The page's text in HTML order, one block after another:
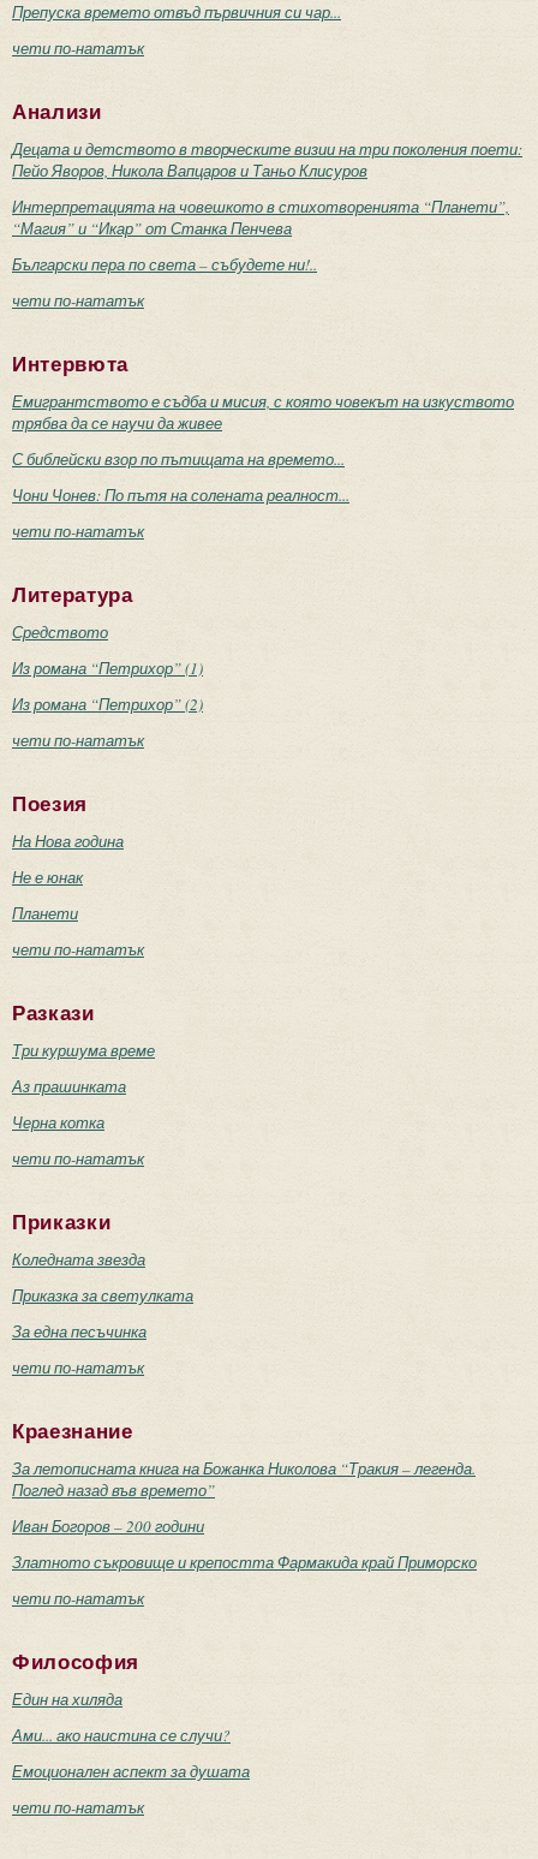
Препуска времето отвъд първичния си чар...
чети по-нататък
Анализи
Децата и детството в творческите визии на три поколения поети:
Пейо Яворов, Никола Вапцаров и Таньо Клисуров
Интерпретацията на човешкото в стихотворенията “Планети”,
“Магия” и “Икар” от Станка Пенчева
Български пера по света – събудете ни!..
чети по-нататък
Интервюта
Емигрантството е съдба и мисия, с която човекът на изкуството
трябва да се научи да живее
С библейски взор по пътищата на времето...
Чони Чонев: По пътя на солената реалност...
чети по-нататък
Литература
Средството
Из романа “Петрихор” (1)
Из романа “Петрихор” (2)
чети по-нататък
Поезия
На Нова година
Не е юнак
Планети
чети по-нататък
Разкази
Три куршума време
Аз прашинката
Черна котка
чети по-нататък
Приказки
Коледната звезда
Приказка за светулката
За една песъчинка
чети по-нататък
Краезнание
За летописната книга на Божанка Николова “Тракия – легенда.
Поглед назад във времето”
Иван Богоров – 200 години
Златното съкровище и крепостта Фармакида край Приморско
чети по-нататък
Философия
Един на хиляда
Ами... ако наистина се случи?
Емоционален аспект за душата
чети по-нататък